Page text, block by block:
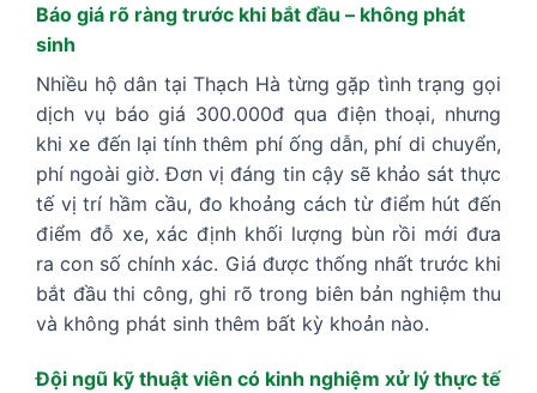
Báo giá rõ ràng trước khi bắt đầu – không phát
sinh
Nhiều hộ dân tại Thạch Hà từng gặp tình trạng gọi
dịch vụ báo giá 300.000đ qua điện thoại, nhưng
khi xe đến lại tính thêm phí ống dẫn, phí di chuyển,
phí ngoài giờ. Đơn vị đáng tin cậy sẽ khảo sát thực
tế vị trí hầm cầu, đo khoảng cách từ điểm hút đến
điểm đỗ xe, xác định khối lượng bùn rồi mới đưa
ra con số chính xác. Giá được thống nhất trước khi
bắt đầu thi công, ghi rõ trong biên bản nghiệm thu
và không phát sinh thêm bất kỳ khoản nào.
Đội ngũ kỹ thuật viên có kinh nghiệm xử lý thực tế